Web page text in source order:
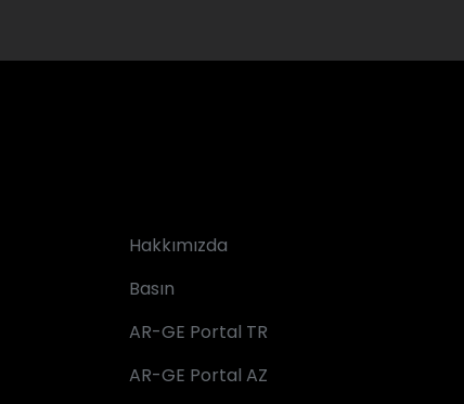
Hakkımızda
Basın
AR-GE Portal TR
AR-GE Portal AZ